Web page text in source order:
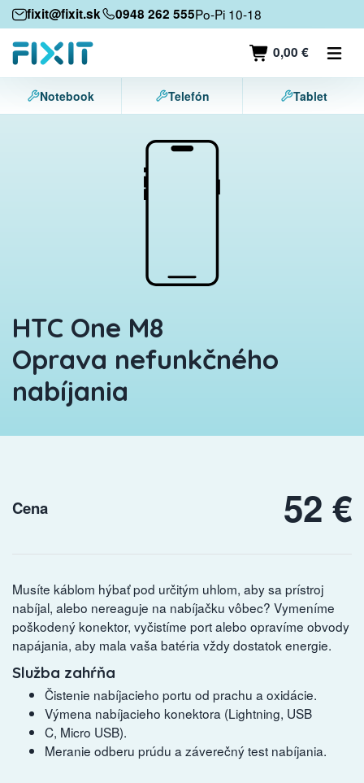
fixit@fixit.sk 0948 262 555Po-Pi 10-18
0,00 €
Mobilné zariadenia
Mobilné telefóny
Tablety
Notebook Telefón Tablet
HTC One M8
Oprava nefunkčného
nabíjania
Cena 52 €
Musíte káblom hýbať pod určitým uhlom, aby sa prístroj
nabíjal, alebo nereaguje na nabíjačku vôbec? Vymeníme
poškodený konektor, vyčistíme port alebo opravíme obvody
napájania, aby mala vaša batéria vždy dostatok energie.
Služba zahŕňa
Čistenie nabíjacieho portu od prachu a oxidácie.
Výmena nabíjacieho konektora (Lightning, USB
C, Micro USB).
Meranie odberu prúdu a záverečný test nabíjania.